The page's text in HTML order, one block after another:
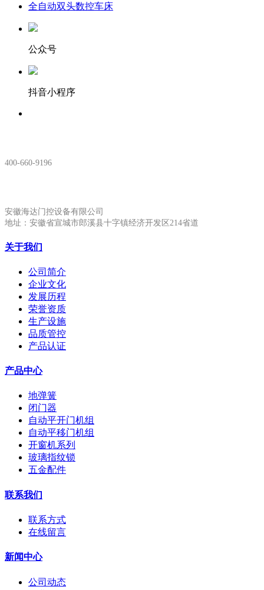
全自动双头数控车床
公众号
抖音小程序
400-660-9196
安徽海达门控设备有限公司
地址：安徽省宣城市郎溪县十字镇经济开发区214省道
关于我们
公司简介
企业文化
发展历程
荣誉资质
生产设施
品质管控
产品认证
产品中心
地弹簧
闭门器
自动平开门机组
自动平移门机组
开窗机系列
玻璃指纹锁
五金配件
联系我们
联系方式
在线留言
新闻中心
公司动态